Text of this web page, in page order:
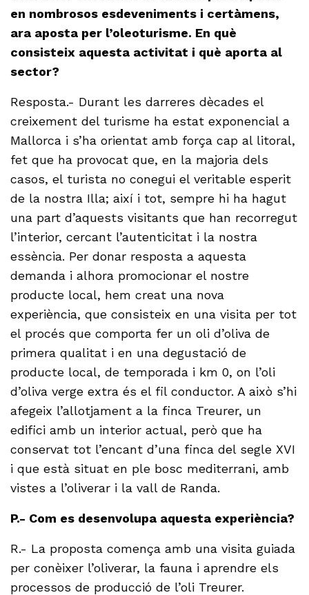
en nombrosos esdeveniments i certàmens,
ara aposta per l’oleoturisme. En què
consisteix aquesta activitat i què aporta al
sector?
Resposta.- Durant les darreres dècades el
creixement del turisme ha estat exponencial a
Mallorca i s’ha orientat amb força cap al litoral,
fet que ha provocat que, en la majoria dels
casos, el turista no conegui el veritable esperit
de la nostra Illa; així i tot, sempre hi ha hagut
una part d’aquests visitants que han recorregut
l’interior, cercant l’autenticitat i la nostra
essència. Per donar resposta a aquesta
demanda i alhora promocionar el nostre
producte local, hem creat una nova
experiència, que consisteix en una visita per tot
el procés que comporta fer un oli d’oliva de
primera qualitat i en una degustació de
producte local, de temporada i km 0, on l’oli
d’oliva verge extra és el fil conductor. A això s’hi
afegeix l’allotjament a la finca Treurer, un
edifici amb un interior actual, però que ha
conservat tot l’encant d’una finca del segle XVI
i que està situat en ple bosc mediterrani, amb
vistes a l’oliverar i la vall de Randa.
P.- Com es desenvolupa aquesta experiència?
R.- La proposta comença amb una visita guiada
per conèixer l’oliverar, la fauna i aprendre els
processos de producció de l’oli Treurer.